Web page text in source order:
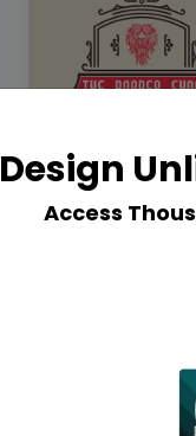
Design
Access